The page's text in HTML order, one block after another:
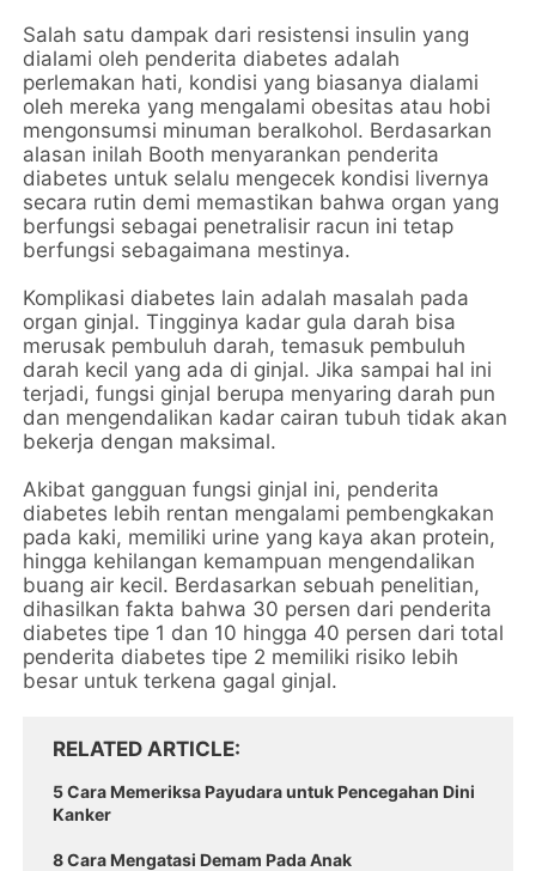
Salah satu dampak dari resistensi insulin yang
dialami oleh penderita diabetes adalah
perlemakan hati, kondisi yang biasanya dialami
oleh mereka yang mengalami obesitas atau hobi
mengonsumsi minuman beralkohol. Berdasarkan
alasan inilah Booth menyarankan penderita
diabetes untuk selalu mengecek kondisi livernya
secara rutin demi memastikan bahwa organ yang
berfungsi sebagai penetralisir racun ini tetap
berfungsi sebagaimana mestinya.
Komplikasi diabetes lain adalah masalah pada
organ ginjal. Tingginya kadar gula darah bisa
merusak pembuluh darah, temasuk pembuluh
darah kecil yang ada di ginjal. Jika sampai hal ini
terjadi, fungsi ginjal berupa menyaring darah pun
dan mengendalikan kadar cairan tubuh tidak akan
bekerja dengan maksimal.
Akibat gangguan fungsi ginjal ini, penderita
diabetes lebih rentan mengalami pembengkakan
pada kaki, memiliki urine yang kaya akan protein,
hingga kehilangan kemampuan mengendalikan
buang air kecil. Berdasarkan sebuah penelitian,
dihasilkan fakta bahwa 30 persen dari penderita
diabetes tipe 1 dan 10 hingga 40 persen dari total
penderita diabetes tipe 2 memiliki risiko lebih
besar untuk terkena gagal ginjal.
RELATED ARTICLE
5 Cara Memeriksa Payudara untuk Pencegahan Dini
Kanker
8 Cara Mengatasi Demam Pada Anak